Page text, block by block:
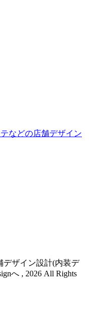
などの店舗デザイン
デザイン設計(内装デ
へ , 2026 All Rights